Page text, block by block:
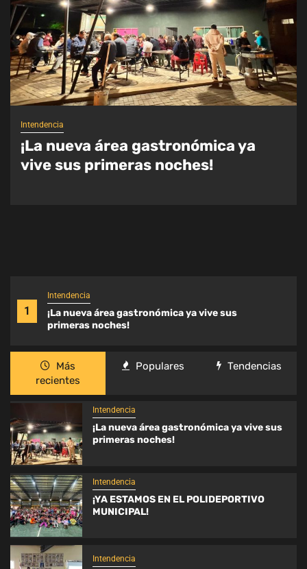
1
Intendencia
¡La nueva área gastronómica ya vive sus
primeras noches!
Intendencia
¡YA ESTAMOS EN EL
POLIDEPORTIVO MUNICIPAL!
Más
recientes
Populares Tendencias
Intendencia
¡La nueva área gastronómica ya vive sus
primeras noches!
Intendencia
¡YA ESTAMOS EN EL POLIDEPORTIVO
MUNICIPAL!
Intendencia